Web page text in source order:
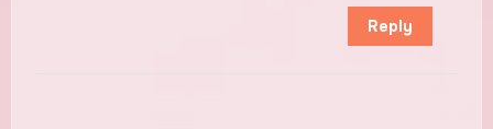
Reply